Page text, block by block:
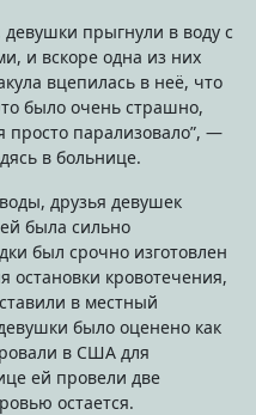
прыгнули в воду с
и вскоре одна из них
вцепилась в неё, что
было очень страшно,
просто парализовало”, —
в больнице.
друзья девушек
была сильно
был срочно изготовлен
остановки кровотечения,
в местный
было оценено как
в США для
ей провели две
остается.